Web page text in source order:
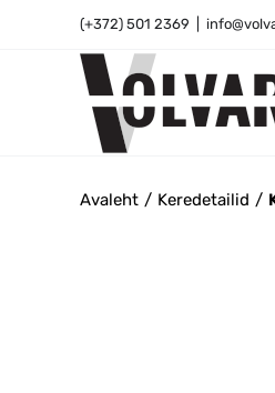
(+372) 501 2369
Avaleht Keredetailid